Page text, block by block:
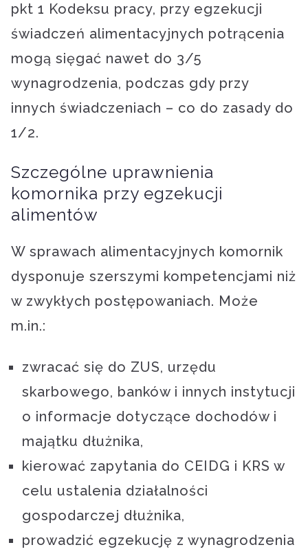
pkt 1 Kodeksu pracy, przy egzekucji
świadczeń alimentacyjnych potrącenia
mogą sięgać nawet do 3/5
wynagrodzenia, podczas gdy przy
innych świadczeniach – co do zasady do
1/2.
Szczególne uprawnienia
komornika przy egzekucji
alimentów
W sprawach alimentacyjnych komornik
dysponuje szerszymi kompetencjami niż
w zwykłych postępowaniach. Może
m.in.:
zwracać się do ZUS, urzędu
skarbowego, banków i innych instytucji
o informacje dotyczące dochodów i
majątku dłużnika,
kierować zapytania do CEIDG i KRS w
celu ustalenia działalności
gospodarczej dłużnika,
prowadzić egzekucję z wynagrodzenia